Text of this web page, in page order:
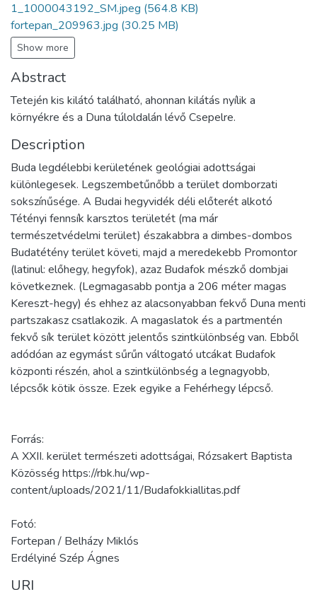
1_1000043192_SM.jpeg (564.8 KB)
fortepan_209963.jpg (30.25 MB)
Show more
Abstract
Tetején kis kilátó található, ahonnan kilátás nyílik a
környékre és a Duna túloldalán lévő Csepelre.
Description
Buda legdélebbi kerületének geológiai adottságai
különlegesek. Legszembetűnőbb a terület domborzati
sokszínűsége. A Budai hegyvidék déli előterét alkotó
Tétényi fennsík karsztos területét (ma már
természetvédelmi terület) északabbra a dimbes-dombos
Budatétény terület követi, majd a meredekebb Promontor
(latinul: előhegy, hegyfok), azaz Budafok mészkő dombjai
következnek. (Legmagasabb pontja a 206 méter magas
Kereszt-hegy) és ehhez az alacsonyabban fekvő Duna menti
partszakasz csatlakozik. A magaslatok és a partmentén
fekvő sík terület között jelentős szintkülönbség van. Ebből
adódóan az egymást sűrűn váltogató utcákat Budafok
központi részén, ahol a szintkülönbség a legnagyobb,
lépcsők kötik össze. Ezek egyike a Fehérhegy lépcső.
Forrás:
A XXII. kerület természeti adottságai, Rózsakert Baptista
Közösség https://rbk.hu/wp-
content/uploads/2021/11/Budafokkiallitas.pdf
Fotó:
Fortepan / Belházy Miklós
Erdélyiné Szép Ágnes
URI